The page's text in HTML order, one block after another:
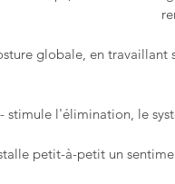
globale, en travaillant
- stimule l'élimination, le
petit-à-petit un